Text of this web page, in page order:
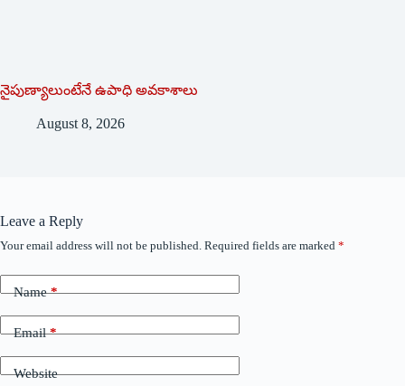
నైపుణ్యాలుంటేనే ఉపాధి అవకాశాలు
August 8, 2026
Leave a Reply
Your email address will not be published. Required fields are marked *
Name*
Email*
Website